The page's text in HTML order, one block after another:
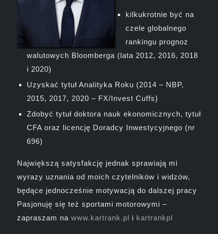
kilkukrotnie być na
czele globalnego
rankingu prognoz
walutowych Bloomberga (lata 2012, 2016, 2018
i 2020)
Uzyskać tytuł Analityka Roku (2014 – NBP,
2015, 2017, 2020 – FX/Invest Cuffs)
Zdobyć tytuł doktora nauk ekonomicznych, tytuł
CFA oraz licencję Doradcy Inwestycyjnego (nr
696)
Największą satysfakcję jednak sprawiają mi
wyrazy uznania od moich czytelników i widzów,
będące jednocześnie motywacją do dalszej pracy
Pasjonuję się też sportami motorowymi –
zapraszam na www.kartrank.pl i kartrankpl